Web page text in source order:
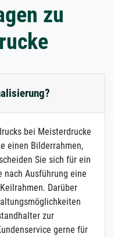
zu
bei Meisterdrucke
einen Bilderrahmen,
Sie sich für ein
nach Ausführung eine
Darüber
zur
gerne für